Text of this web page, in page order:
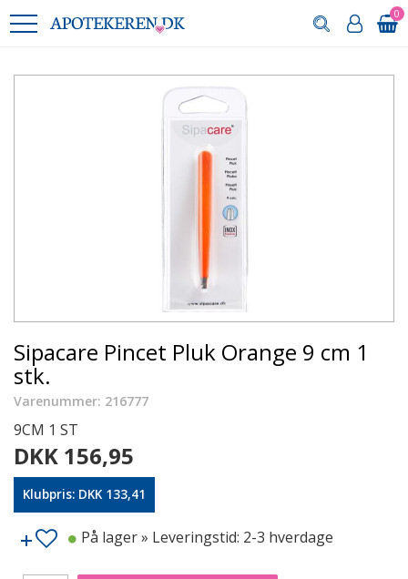
0
Sipacare Pincet Pluk Orange 9 cm 1
stk.
Varenummer: 216777
9CM 1 ST
DKK 156,95
Klubpris: DKK 133,41
På lager» Leveringstid: 2-3 hverdage